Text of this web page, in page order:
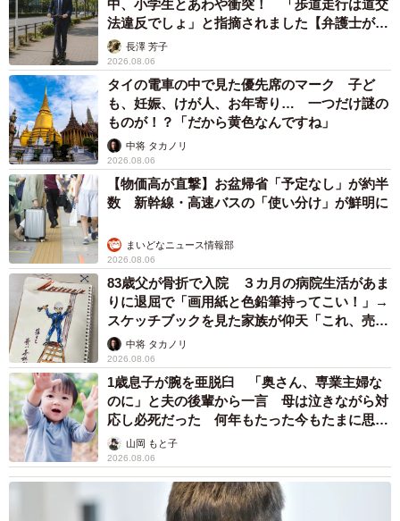
中、小学生とあわや衝突！ 「歩道走行は道交
法違反でしょ」と指摘されました【弁護士が解
説】長澤 芳子
2026.08.06
タイの電車の中で見た優先席のマーク 子ど
も、妊娠、けが人、お年寄り… 一つだけ謎の
ものが！？「だから黄色なんですね」
中将 タカノリ
2026.08.06
【物価高が直撃】お盆帰省「予定なし」が約半
数 新幹線・高速バスの「使い分け」が鮮明に
まいどなニュース情報部
2026.08.06
83歳父が骨折で入院 ３カ月の病院生活があま
りに退屈で「画用紙と色鉛筆持ってこい！」→
スケッチブックを見た家族が仰天「これ、売れ
ますよ…」
中将 タカノリ
2026.08.06
1歳息子が腕を亜脱臼 「奥さん、専業主婦な
のに」と夫の後輩から一言 母は泣きながら対
応し必死だった 何年もたった今もたまに思い
出し…山岡 もと子
2026.08.06